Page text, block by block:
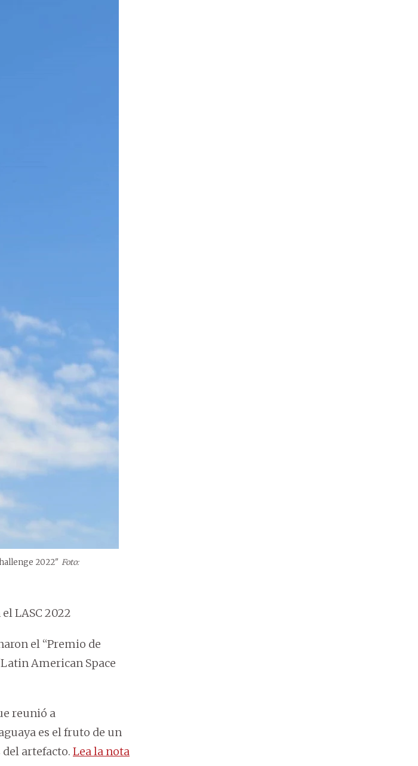
2022" Foto:
LASC 2022
el “Premio de
American Space
reunió a
es el fruto de un
artefacto. Lea la nota